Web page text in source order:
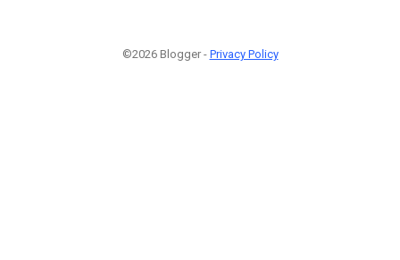
©2026 Blogger - Privacy Policy